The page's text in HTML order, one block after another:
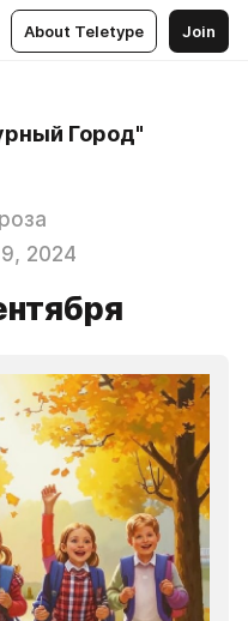
About Teletype Join
Город"
2024